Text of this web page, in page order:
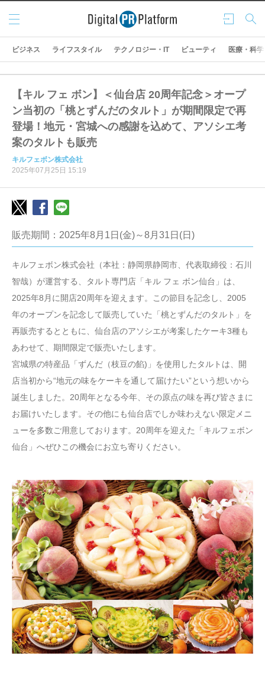
ログ
イン
検索
メニ
ュー
ビジネス ライフスタイル テクノロジー・IT ビューティ 医療・科学
【キル フェ ボン】＜仙台店 20周年記念＞オープ
ン当初の「桃とずんだのタルト」が期間限定で再
登場！地元・宮城への感謝を込めて、アソシエ考
案のタルトも販売
キルフェボン株式会社
2025年07月25日 15:19
販売期間：2025年8月1日(金)～8月31日(日)
キルフェボン株式会社（本社：静岡県静岡市、代表取締役：石川
智哉）が運営する、タルト専門店「キル フェ ボン仙台」は、
2025年8月に開店20周年を迎えます。この節目を記念し、2005
年のオープンを記念して販売していた「桃とずんだのタルト」を
再販売するとともに、仙台店のアソシエが考案したケーキ3種も
あわせて、期間限定で販売いたします。
宮城県の特産品「ずんだ（枝豆の餡)」を使用したタルトは、開
店当初から“地元の味をケーキを通して届けたい”という想いから
誕生しました。20周年となる今年、その原点の味を再び皆さまに
お届けいたします。その他にも仙台店でしか味わえない限定メニ
ューを多数ご用意しております。20周年を迎えた「キルフェボン
仙台」へぜひこの機会にお立ち寄りください。